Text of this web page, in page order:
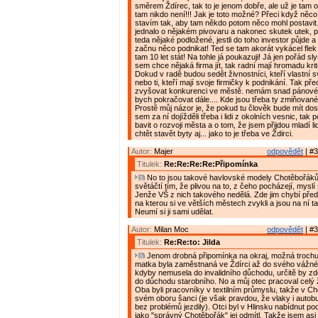
směrem Ždírec, tak to je jenom dobře, ale už je tam
tam nikdo není!!! Jak je toto možné? Přeci když
stavím tak, aby tam někdo potom něco mohl
jednalo o nějakém pivovaru a nakonec skutek utek,
teda nějaké podložené, jestli do toho investor půjde
začnu něco podnikat! Ted se tam akorát vykácel
tam 10 let stát! Na tohle já poukazuji! Já jen pořád
sem chce nějaká firma jít, tak radní mají hromadu
Dokud v radě budou sedět živnostníci, kteří vlastní
nebo ti, kteří mají svoje firmičky k podnikání. Tak
zvyšovat konkurenci ve městě. nemám snad
bych pokračovat dále.... Kde jsou třeba ty
Prostě můj názor je, že pokud tu člověk bude mít
sem za ní dojížděli třeba i lidi z okolních vesnic, tak
bavit o rozvoji města a o tom, že jsem přijdou mladí
chtět stavět byty aj... jako to je třeba ve Ždirci.
odpovědět |
Autor: Majer
Titulek: Re:Re:Re:Re:Připomínka
No to jsou takové havlovské modely
světáčtí tím, že plivou na to, z čeho pocházejí, myslí
Jenže VŠ z nich takového nedělá. Zde jim chybí
na kterou si ve větších městech zvykli a jsou na ní
Neumí si ji sami udělat.
odpovědět |
Autor: Milan Moc
Titulek: Re:Re:to: Jilda
Jenom drobná připomínka na okraj, možná
matka byla zaměstnaná ve Ždírci až do svého
kdyby nemusela do invalidního důchodu, určitě by
do důchodu starobního. No a můj otec pracoval celý
Oba byli pracovníky v textilním průmyslu, takže v
svém oboru šanci (je však pravdou, že vlaky i
bez problémů jezdily). Otci byl v Hlinsku nabídnut
jako "správný Chotěbořák" jej odmítl. Takže jsem asi